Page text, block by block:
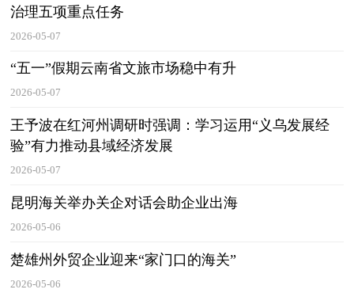
治理五项重点任务
2026-05-07
“五一”假期云南省文旅市场稳中有升
2026-05-07
王予波在红河州调研时强调：学习运用“义乌发展经
验”有力推动县域经济发展
2026-05-07
昆明海关举办关企对话会助企业出海
2026-05-06
楚雄州外贸企业迎来“家门口的海关”
2026-05-06